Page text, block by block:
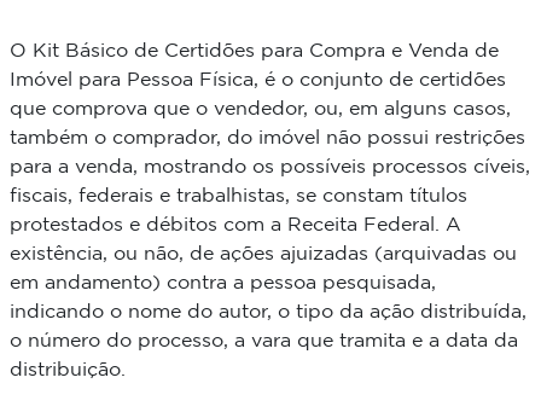
O Kit Básico de Certidões para Compra e Venda de
Imóvel para Pessoa Física, é o conjunto de certidões
que comprova que o vendedor, ou, em alguns casos,
também o comprador, do imóvel não possui restrições
para a venda, mostrando os possíveis processos cíveis,
fiscais, federais e trabalhistas, se constam títulos
protestados e débitos com a Receita Federal. A
existência, ou não, de ações ajuizadas (arquivadas ou
em andamento) contra a pessoa pesquisada,
indicando o nome do autor, o tipo da ação distribuída,
o número do processo, a vara que tramita e a data da
distribuição.